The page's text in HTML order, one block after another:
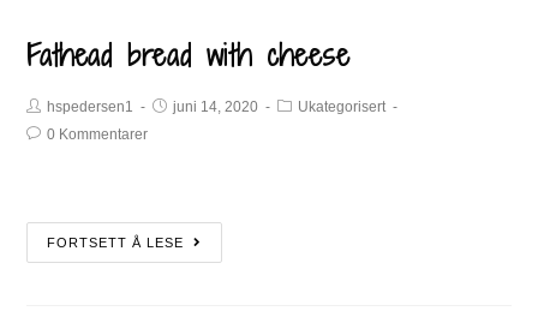
Fathead bread with cheese
hspedersen1 juni 14, 2020
Ukategorisert
0 Kommentarer
FORTSETT Å LESE